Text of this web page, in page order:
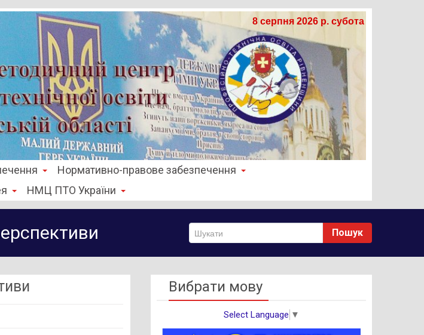
8 серпня 2026 р. субота
Нормативно-правове забезпечення
НМЦ ПТО України
Пошук
Вибрати мову
Select Language ▼